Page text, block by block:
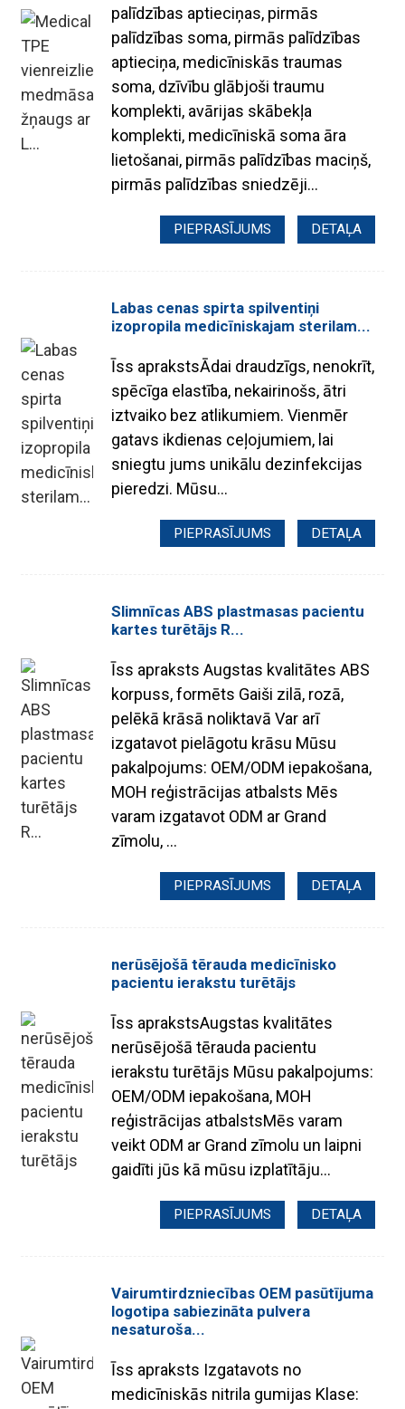
palīdzības aptieciņas, pirmās
palīdzības soma, pirmās palīdzības
aptieciņa, medicīniskās traumas
soma, dzīvību glābjoši traumu
komplekti, avārijas skābekļa
komplekti, medicīniskā soma āra
lietošanai, pirmās palīdzības maciņš,
pirmās palīdzības sniedzēji...
PIEPRASĪJUMS DETAĻA
Labas cenas spirta spilventiņi
izopropila medicīniskajam sterilam...
Īss aprakstsĀdai draudzīgs, nenokrīt,
spēcīga elastība, nekairinošs, ātri
iztvaiko bez atlikumiem. Vienmēr
gatavs ikdienas ceļojumiem, lai
sniegtu jums unikālu dezinfekcijas
pieredzi. Mūsu...
PIEPRASĪJUMS DETAĻA
Slimnīcas ABS plastmasas pacientu
kartes turētājs R...
Īss apraksts Augstas kvalitātes ABS
korpuss, formēts Gaiši zilā, rozā,
pelēkā krāsā noliktavā Var arī
izgatavot pielāgotu krāsu Mūsu
pakalpojums: OEM/ODM iepakošana,
MOH reģistrācijas atbalsts Mēs
varam izgatavot ODM ar Grand
zīmolu, ...
PIEPRASĪJUMS DETAĻA
nerūsējošā tērauda medicīnisko
pacientu ierakstu turētājs
Īss aprakstsAugstas kvalitātes
nerūsējošā tērauda pacientu
ierakstu turētājs Mūsu pakalpojums:
OEM/ODM iepakošana, MOH
reģistrācijas atbalstsMēs varam
veikt ODM ar Grand zīmolu un laipni
gaidīti jūs kā mūsu izplatītāju...
PIEPRASĪJUMS DETAĻA
Vairumtirdzniecības OEM pasūtījuma
logotipa sabiezināta pulvera
nesaturoša...
Īss apraksts Izgatavots no
medicīniskās nitrila gumijas Klase: